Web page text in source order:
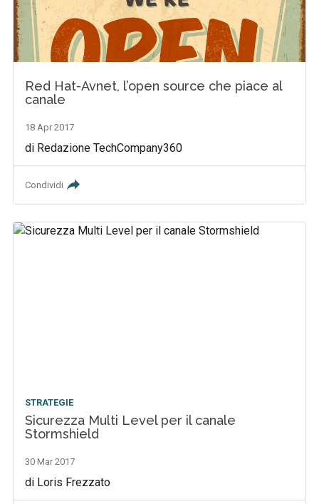
Red Hat-Avnet, l’open source che piace al
canale
18 Apr 2017
di Redazione TechCompany360
Condividi
STRATEGIE
Sicurezza Multi Level per il canale
Stormshield
30 Mar 2017
di Loris Frezzato